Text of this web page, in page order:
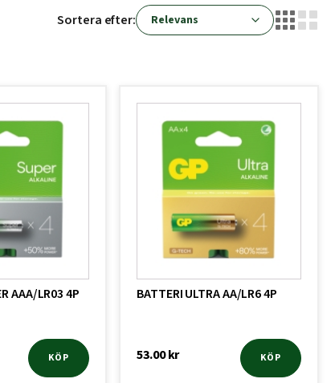
Sortera efter:
AAA/LR03 4P
KÖP
BATTERI ULTRA AA/LR6 4P
53.00kr KÖP